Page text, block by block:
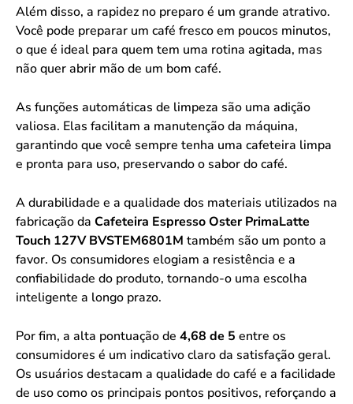
Além disso, a rapidez no preparo é um grande atrativo.
Você pode preparar um café fresco em poucos minutos,
o que é ideal para quem tem uma rotina agitada, mas
não quer abrir mão de um bom café.
As funções automáticas de limpeza são uma adição
valiosa. Elas facilitam a manutenção da máquina,
garantindo que você sempre tenha uma cafeteira limpa
e pronta para uso, preservando o sabor do café.
A durabilidade e a qualidade dos materiais utilizados na
fabricação da Cafeteira Espresso Oster PrimaLatte
Touch 127V BVSTEM6801M também são um ponto a
favor. Os consumidores elogiam a resistência e a
confiabilidade do produto, tornando-o uma escolha
inteligente a longo prazo.
Por fim, a alta pontuação de 4,68 de 5 entre os
consumidores é um indicativo claro da satisfação geral.
Os usuários destacam a qualidade do café e a facilidade
de uso como os principais pontos positivos, reforçando a